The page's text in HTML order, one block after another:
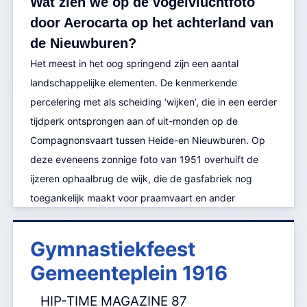
aan Yzak Dirks (een boer uit Akkrum), die het wat
groter aanpakt en direct al 20 koeien, 10 rieren en
2 paarden houdt. Deze boer heeft een
beangstigende ervaring, die aangrijpend wordt
beschreven in de krant van 1774:
"Heerenveen, den 23 Augustus. Gister
nademiddag tegens 4 uur ontstond, in den
Schuur der Boere Huizinge van den Hoog Ed.
Wel Geb. Heer Grovestins, door het extra sterk
Broeyen van het hooy, Brand, edog door
vigelantie der Ingezetenen, en dat van
zommigen niet zonder Levensgevaar, wierde de
gedempt, als wanneer men in het Hooy splitten,
en een groot gedeelte (genoegzaam verbrand)
Hooy buiten de Schuur droeg en met Water
door Aerocarta op het achterland van
de Nieuwburen?
Het meest in het oog springend zijn een aantal
landschappelijke elementen. De kenmerkende
percelering met als scheiding ‘wijken’, die in een eerder
tijdperk ontsprongen aan of uit-monden op de
Compagnonsvaart tussen Heide-en Nieuwburen. Op
deze eveneens zonnige foto van 1951 overhuift de
ijzeren ophaalbrug de wijk, die de gasfabriek nog
toegankelijk maakt voor praamvaart en ander
waterverkeer. Deze Nieuwburenbrug en demping van
de rechtstreekse aansluiting van de Nieuwstraat naar
de in 1945 geplaatste noodbrug over de
Compagnonsvaart en het begin van de Van
Gymnastiekfeest
Gemeenteplein 1916
HIP-TIME MAGAZINE 87